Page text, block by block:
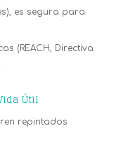
es segura para
(REACH, Directiva
Útil
repintados